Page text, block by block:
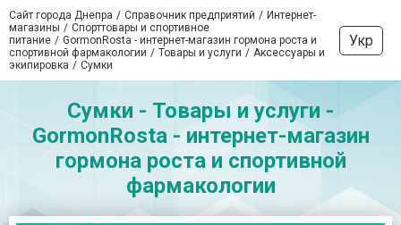
Сайт города Днепра Справочник предприятий
Интернет-
магазины
Спорттовары и спортивное
питание
GormonRosta - интернет-магазин гормона роста и
спортивной фармакологии
Товары и услуги
Аксессуары и
экипировка
Сумки
Укр
Сумки - Товары и услуги -
GormonRosta - интернет-магазин
гормона роста и спортивной
фармакологии